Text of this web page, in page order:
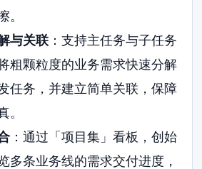
。
与关联：支持主任务与子任务
粗颗粒度的业务需求快速分解
任务，并建立简单关联，保障
。
：通过「项目集」看板，创始
多条业务线的需求交付进度，